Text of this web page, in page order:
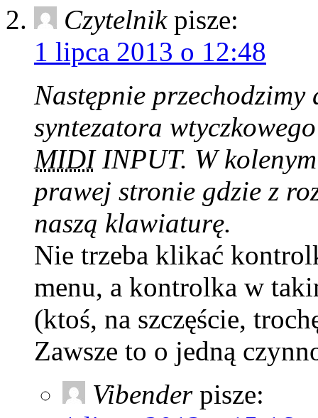
Czytelnik pisze:
1 lipca 2013 o 12:48
Następnie przechodzimy
syntezatora
MIDIINPUT. W
prawej stronie gdzie z
naszą klawiaturę.
Nie trzeba klikać
menu, a kontrolka w
(ktoś, na szczęście,
Zawsze to o jedną
Vibender pisze: